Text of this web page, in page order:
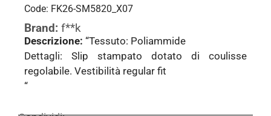
Code: FK26-SM5820_X07
Brand: f**k
Descrizione: “Tessuto: Poliammide
Dettagli: Slip stampato dotato di coulisse
regolabile. Vestibilità regular fit
“